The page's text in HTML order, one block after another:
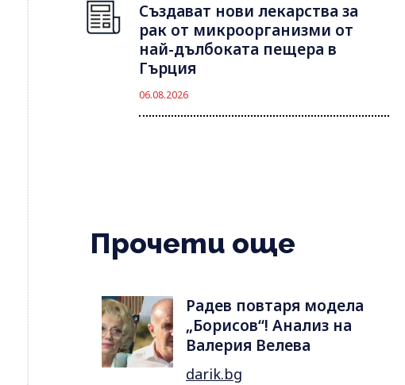
Създават нови лекарства за
рак от микроорганизми от
най-дълбоката пещера в
Гърция
06.08.2026
Прочети още
Радев повтаря модела
„Борисов“! Анализ на
Валерия Велева
darik.bg